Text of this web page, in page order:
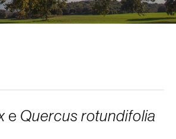
sativa)
e Quercus rotundifolia